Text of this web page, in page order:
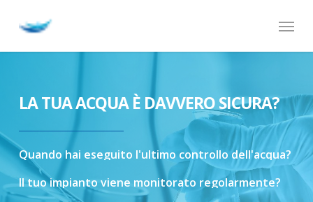
Menu
LA TUA ACQUA È DAVVERO SICURA?
Quando hai eseguito l'ultimo controllo dell'acqua?
Il tuoimpianto viene monitorato regolarmente?